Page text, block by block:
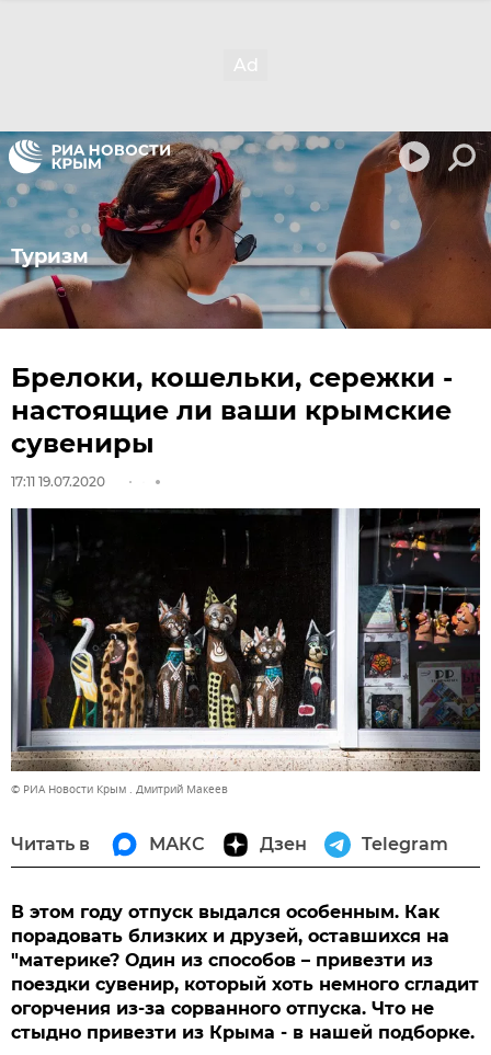
Туризм
Брелоки, кошельки, сережки -
настоящие ли ваши крымские
сувениры
17:11 19.07.2020
© РИА Новости Крым . Дмитрий Макеев
Читать в МАКС Дзен Telegram
В этом году отпуск выдался особенным. Как
порадовать близких и друзей, оставшихся на
"материке? Один из способов – привезти из
поездки сувенир, который хоть немного сгладит
огорчения из-за сорванного отпуска. Что не
стыдно привезти из Крыма - в нашей подборке.